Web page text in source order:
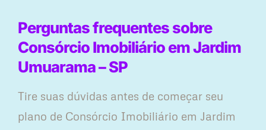
Perguntas frequentes sobre
Consórcio Imobiliário em Jardim
Umuarama – SP
Tire suas dúvidas antes de começar seu
plano ​de Consórcio Imobiliário em Jardim